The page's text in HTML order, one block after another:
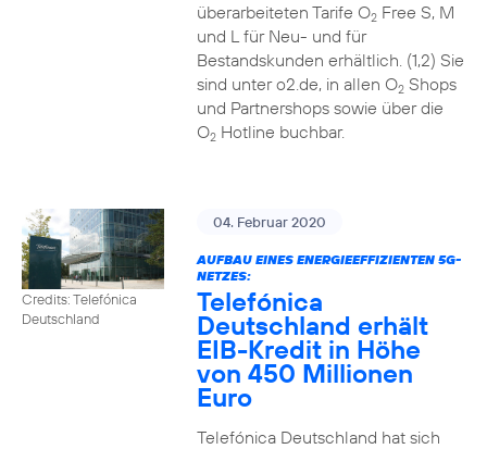
überarbeiteten Tarife O2Free S, M
und L für Neu- und für
Bestandskunden erhältlich. (1,2) Sie
sind unter o2.de, in allen O2Shops
und Partnershops sowie über die
O2Hotline buchbar.
Credits: Telefónica
Deutschland
04. Februar 2020
AUFBAU EINES ENERGIEEFFIZIENTEN 5G-
NETZES:
Telefónica
Deutschland erhält
EIB-Kredit in Höhe
von 450 Millionen
Euro
Telefónica Deutschland hat sich